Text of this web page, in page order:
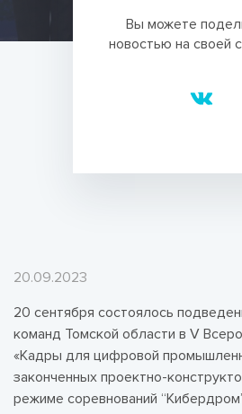
Вы можете
новостью на своей
20.09.2023
20 сентября состоялось
команд Томской области в V
«Кадры для цифровой
законченных проектно-
режиме соревнований